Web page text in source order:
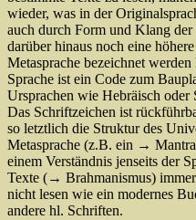
wieder, was in der
auch durch Form und Klang
darüber hinaus noch eine
Metasprache bezeichnet werden
Sprache ist ein Code zum
Ursprachen wie Hebräisch oder
Das Schriftzeichen ist
so letztlich die Struktur des
Metasprache (z.B. ein →
einem Verständnis jenseits der
Texte (→ Brahmanismus)
nicht lesen wie ein modernes
andere hl. Schriften.